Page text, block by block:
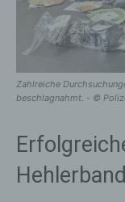
Zahlreiche
beschlagnahmt. - ©